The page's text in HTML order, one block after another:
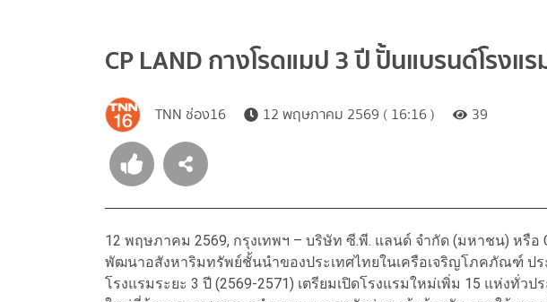
CP LAND กางโรดแมป 3 ปี ปั้นแบรนด์โรงแร
TNN ช่อง16 12 พฤษภาคม 2569 ( 16:16 ) 39
12 พฤษภาคม 2569, กรุงเทพฯ – บริษัท ซี.พี. แลนด์ จำกัด (มหาชน) หรือ
พัฒนาอสังหาริมทรัพย์ชั้นนำของประเทศไทยในเครือเจริญโภคภัณฑ์ ป
โรงแรมระยะ 3 ปี (2569-2571) เตรียมเปิดโรงแรมใหม่เพิ่ม 15 แห่งทั่วป